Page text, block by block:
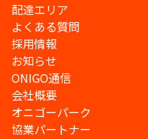
配達エリア
よくある質問
採用情報
お知らせ
ONIGO通信
会社概要
オニゴーパーク
協業パートナー